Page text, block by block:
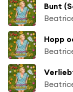
Bunt
Hopp